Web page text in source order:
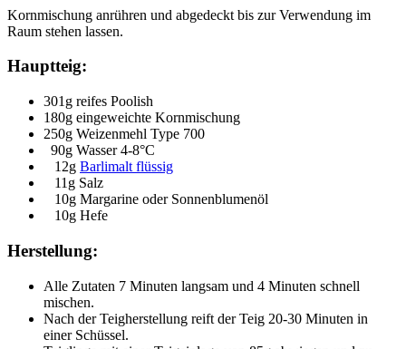
Kornmischung anrühren und abgedeckt bis zur Verwendung im
Raum stehen lassen.
Hauptteig:
301g reifes Poolish
180g eingeweichte Kornmischung
250g Weizenmehl Type 700
90g Wasser 4-8°C
12g Barlimalt flüssig
11g Salz
10g Margarine oder Sonnenblumenöl
10g Hefe
Herstellung:
Alle Zutaten 7 Minuten langsam und 4 Minuten schnell
mischen.
Nach der Teigherstellung reift der Teig 20-30 Minuten in
einer Schüssel.